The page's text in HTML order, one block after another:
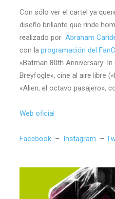
Con sólo ver el cartel ya
diseño brillante que rinde
realizado por Abraham
con la programación del
«Batman 80th Anniversary:
Breyfogle», cine al aire libre
«Alien, el octavo pasajero»,
Web oficial
Facebook – Instagram –